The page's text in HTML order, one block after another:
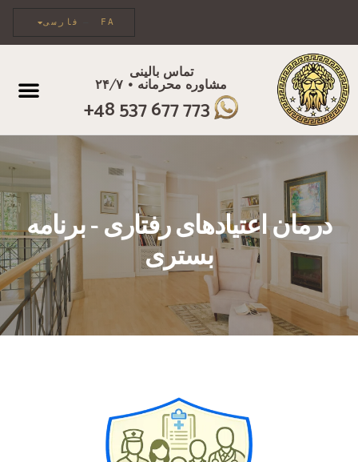
فارسی FA
تماس بالینی
مشاوره محرمانه • ۲۴/۷
+48 537 677 773
درمان اعتیادهای رفتاری - برنامه
بستری